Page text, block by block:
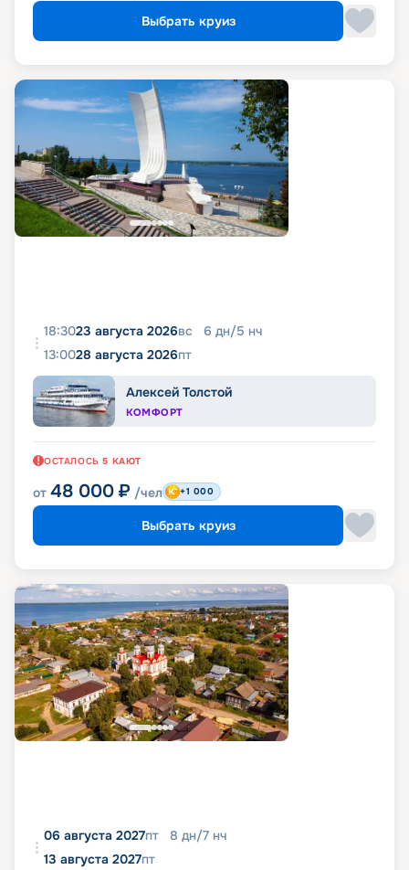
Выбрать круиз
18:3023 августа 2026вс 6 дн/5 нч
13:0028 августа 2026пт
Алексей Толстой
КОМФОРТ
ОСТАЛОСЬ 5 КАЮТ
от 48 000 ₽ /чел +1 000
Выбрать круиз
06 августа 2027пт 8 дн/7 нч
13 августа 2027пт